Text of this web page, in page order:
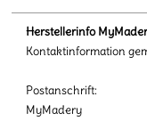
Herstellerinfo
Kontaktinformation
Postanschrift:
MyMadery